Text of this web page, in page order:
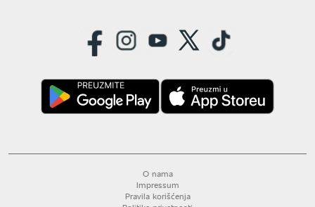
O nama
Impressum
Pravila korišćenja